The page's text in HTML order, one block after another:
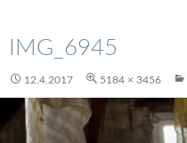
IMG_6945
12.4.2017 5184 × 3456